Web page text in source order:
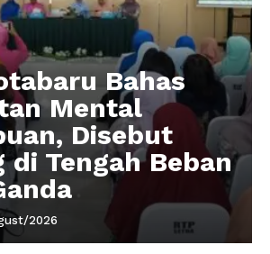
Bahas
Mental
Disebut
di Tengah Beban
2026